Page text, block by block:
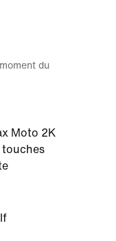
du
Moto 2K
touches